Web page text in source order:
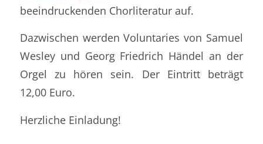
beeindruckenden Chorliteratur auf.
Dazwischen werden Voluntaries von Samuel
Wesley und Georg Friedrich Händel an der
Orgel zu hören sein. Der Eintritt beträgt
12,00 Euro.
Herzliche Einladung!